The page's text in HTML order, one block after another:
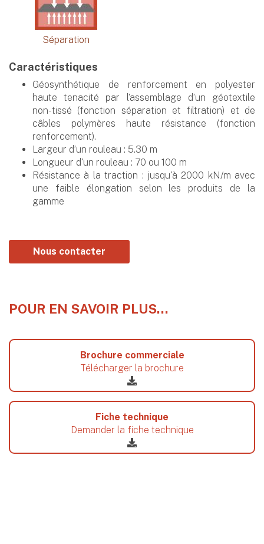
Séparation
Caractéristiques
Géosynthétique de renforcement en polyester
haute tenacité par l’assemblage d’un géotextile
non-tissé (fonction séparation et filtration) et de
câbles polymères haute résistance (fonction
renforcement).
Largeur d’un rouleau : 5.30 m
Longueur d'un rouleau : 70 ou 100 m
Résistance à la traction : jusqu'à 2000 kN/m avec
une faible élongation selon les produits de la
gamme
Nous contacter
POUR EN SAVOIR PLUS…
Brochure commerciale
Télécharger la brochure
Fiche technique
Demander la fiche technique